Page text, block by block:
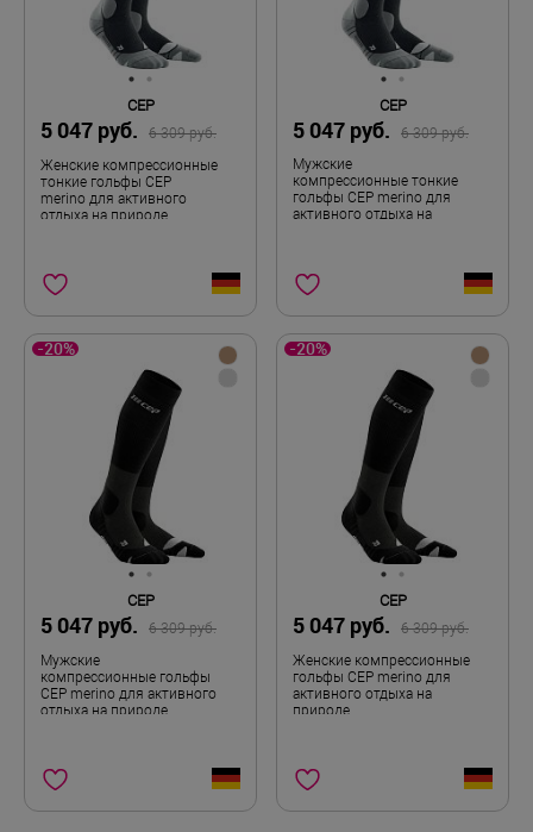
CEP
5 047 руб.
6 309 руб.
Женские компрессионные
тонкие гольфы CEP
merino для активного
отдыха на природе
CEP
5 047 руб.
6 309 руб.
Мужские
компрессионные тонкие
гольфы CEP merino для
активного отдыха на
-20%
CEP
5 047 руб.
6 309 руб.
Мужские
компрессионные гольфы
CEP merino для активного
отдыха на природе
-20%
CEP
5 047 руб.
6 309 руб.
Женские компрессионные
гольфы CEP merino для
активного отдыха на
природе